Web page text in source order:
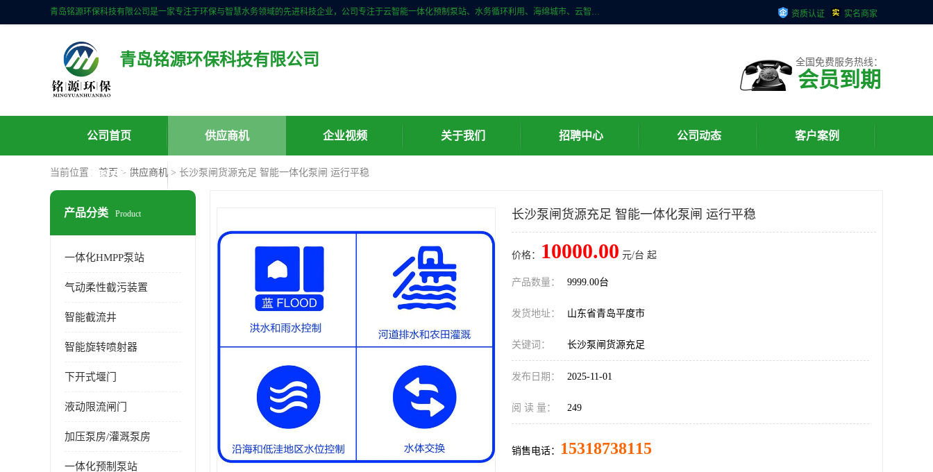
青岛铭源环保科技有限公司是一家专注于环保与智慧水务领域的先进科技企业，公司专注于云智能一体化预制泵站、水务循环利用、海绵城市、云智慧水务开发及新型环保技术研发等领域。铭源环保以为客户提供优质产品、专业技术服务为己任。为客户提供量身定制方案，提供多种配置方案满足实际使用要求。严控供货周期，并提供高标准后期维护。以环保为己任，视质量如生命，以技术做先导，靠诚信赢客户。 资质认证 实名商家
青岛铭源环保科技有限公司 全国免费服务热线：
会员到期
公司首页 供应商机 企业视频 关于我们 招聘中心 公司动态 客户案例
联系方式
当前位置： 首页 > 供应商机 > 长沙泵闸货源充足 智能一体化泵闸 运行平稳
产品分类 Product
一体化HMPP泵站
气动柔性截污装置
智能截流井
智能旋转喷射器
下开式堰门
液动限流闸门
加压泵房/灌溉泵房
一体化预制泵站
长沙泵闸货源充足 智能一体化泵闸 运行平稳
价格： 10000.00 元/台 起
产品数量： 9999.00台
发货地址： 山东省青岛平度市
关键词： 长沙泵闸货源充足
发布日期： 2025-11-01
阅 读 量： 249
销售电话： 15318738115